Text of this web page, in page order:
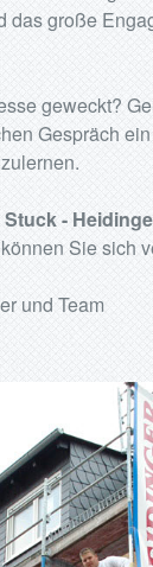
das große
geweckt?
Gespräch
Stuck -
Sie sich
und Team